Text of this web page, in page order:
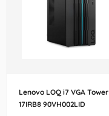
Lenovo LOQ i7 VGA Tower
17IRB8 90VH002LID